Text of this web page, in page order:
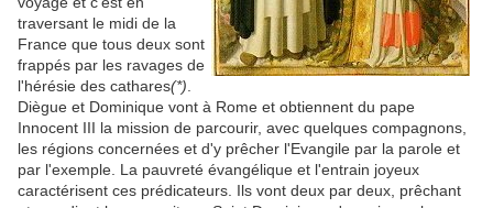
traversant le midi de la
France que tous deux sont
frappés par les ravages de
l'hérésie des cathares(*)
Diègue et Dominique vont à Rome et obtiennent du pape
Innocent III la mission de parcourir, avec quelques compagnons,
les régions concernées et d'y prêcher l'Evangile par la parole et
par l'exemple. La pauvreté évangélique et l'entrain joyeux
caractérisent ces prédicateurs. Ils vont deux par deux, prêchant